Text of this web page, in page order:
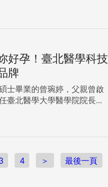
存續銀行的董事長、總經
的主因。 然而，在控
反而是一（對個別銀行而
據財政部和三行局合併小組
行業務，甚至可跨業經營證
銀所不能經營的新種業務。
來新控股公司董、監事組成
而有財政部、合作金庫、證
司、關貿網路、中央存保等
好孕！臺北醫學科技
牌
士畢業的曾琬婷，父親曾啟
臺北醫學大學醫學院院長...
4 ＞ 最後一頁